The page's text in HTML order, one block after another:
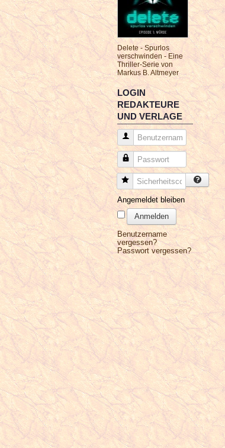
Delete - Spurlos
verschwinden - Eine
Thriller-Serie von
Markus B. Altmeyer
LOGIN
REDAKTEURE
UND VERLAGE
Benutzername
Passwort
Sicherheitscode
Angemeldet bleiben
Anmelden
Benutzername
vergessen?
Passwort vergessen?